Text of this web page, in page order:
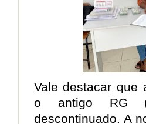
Vale destacar que
o antigo RG
descontinuado. A